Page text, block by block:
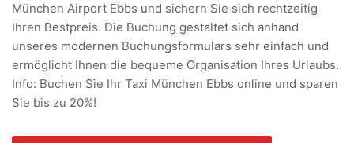
München Airport Ebbs und sichern Sie sich rechtzeitig
Ihren Bestpreis. Die Buchung gestaltet sich anhand
unseres modernen Buchungsformulars sehr einfach und
ermöglicht Ihnen die bequeme Organisation Ihres Urlaubs.
Info: Buchen Sie Ihr Taxi München Ebbs online und sparen
Sie bis zu 20%!